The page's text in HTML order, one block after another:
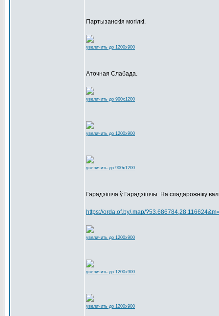
Партызанскія могілкі.
увеличить до 1200x900
Аточная Слабада.
увеличить до 900x1200
увеличить до 1200x900
увеличить до 900x1200
Гарадзішча ў Гарадзішчы. На спадарожніку
https://orda.of.by/.map/
увеличить до 1200x900
увеличить до 1200x900
увеличить до 1200x900